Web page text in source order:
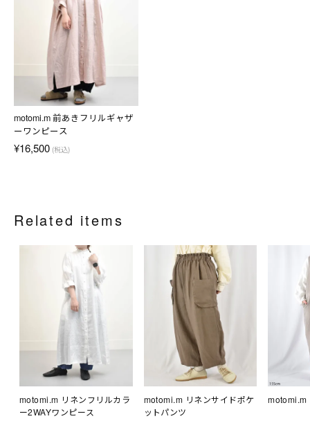
motomi.m 前あきフリルギャザ
ーワンピース
¥16,500 (税込)
Related items
motomi.m リネンフリルカラ
ー2WAYワンピース
motomi.m リネンサイドポケ
ットパンツ
motomi.m